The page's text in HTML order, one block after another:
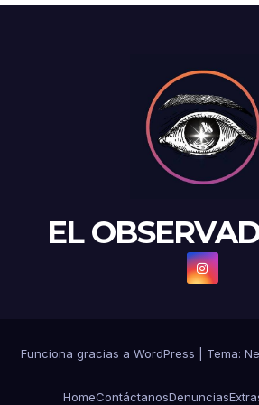
EL
Funciona gracias a WordPress Tema:
HomeContáctanosDenuncias